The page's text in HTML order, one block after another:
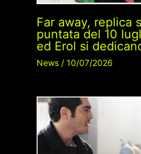
Far away, replica
puntata del 10
ed Erol si
News/ 10/07/2026